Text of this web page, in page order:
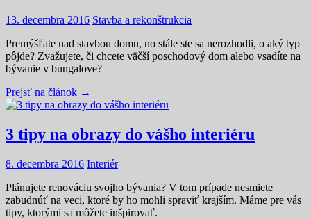
13. decembra 2016 Stavba a rekonštrukcia
Premýšľate nad stavbou domu, no stále ste sa nerozhodli, o aký typ
pôjde? Zvažujete, či chcete väčší poschodový dom alebo vsadíte na
bývanie v bungalove?
Prejsť na článok →
3 tipy na obrazy do vášho interiéru
8. decembra 2016 Interiér
Plánujete renováciu svojho bývania? V tom prípade nesmiete
zabudnúť na veci, ktoré by ho mohli spraviť krajším. Máme pre vás
tipy, ktorými sa môžete inšpirovať.